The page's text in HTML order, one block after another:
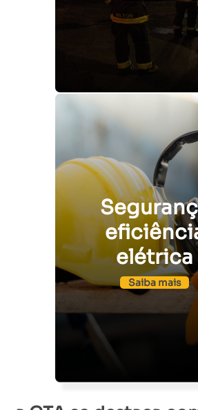
elétrica
Saiba mais